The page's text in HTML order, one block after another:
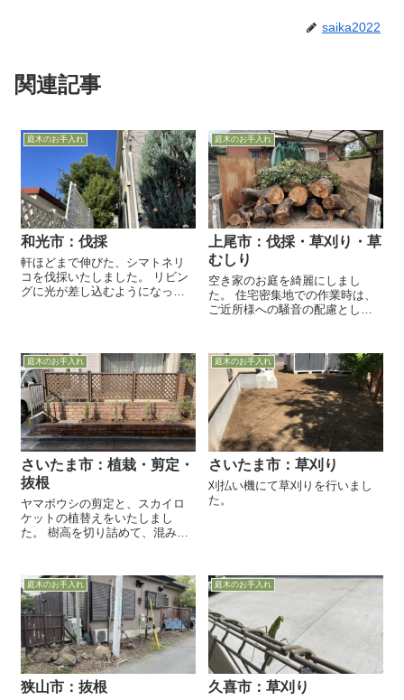
saika2022
関連記事
庭木のお手入れ
和光市：伐採
軒ほどまで伸びた、シマトネリ
コを伐採いたしました。 リビン
グに光が差し込むようになった
庭木のお手入れ
上尾市：伐採・草刈り・草
むしり
空き家のお庭を綺麗にしまし
た。 住宅密集地での作業時は、
ご近所様への騒音の配慮とし
を使うように努めています。 エ
ンジン式の機械の方がパワーが
強...
庭木のお手入れ
さいたま市：植栽・剪定・
抜根
ヤマボウシの剪定と、スカイロ
ケットの植替えをいたしまし
た。 樹高を切り詰めて、混み合
18年のスカイロケットを抜根
し、植栽用の穴を...
庭木のお手入れ
さいたま市：草刈り
刈払い機にて草刈りを行いまし
た。
庭木のお手入れ
狭山市：抜根
庭木のお手入れ
久喜市：草刈り